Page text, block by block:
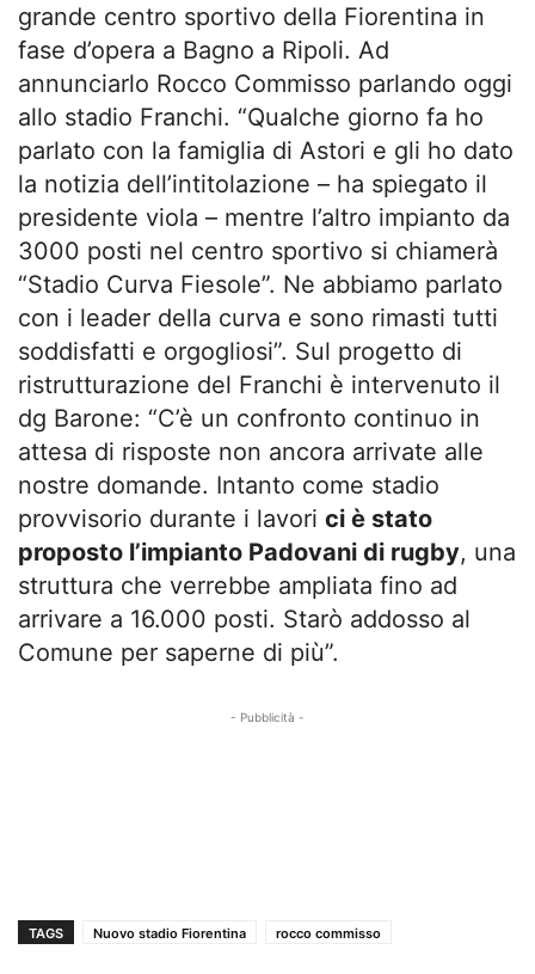
grande centro sportivo della Fiorentina in
fase d’opera a Bagno a Ripoli. Ad
annunciarlo Rocco Commisso parlando oggi
allo stadio Franchi. “Qualche giorno fa ho
parlato con la famiglia di Astori e gli ho dato
la notizia dell’intitolazione – ha spiegato il
presidente viola – mentre l’altro impianto da
3000 posti nel centro sportivo si chiamerà
“Stadio Curva Fiesole”. Ne abbiamo parlato
con i leader della curva e sono rimasti tutti
soddisfatti e orgogliosi”. Sul progetto di
ristrutturazione del Franchi è intervenuto il
dg Barone: “C’è un confronto continuo in
attesa di risposte non ancora arrivate alle
nostre domande. Intanto come stadio
provvisorio durante i lavori ci è stato
proposto l’impianto Padovani di rugby, una
struttura che verrebbe ampliata fino ad
arrivare a 16.000 posti. Starò addosso al
Comune per saperne di più”.
- Pubblicità -
TAGS Nuovo stadio Fiorentina rocco commisso